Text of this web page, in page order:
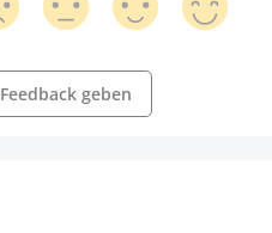
Feedback geben